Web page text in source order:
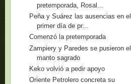
pretemporada, Rosal...
Peña y Suárez las ausencias en el
primer día de pr...
Comenzó la pretemporada
Zampiery y Paredes se pusieron el
manto sagrado
Keko volvió a pedir apoyo
Oriente Petrolero concreta su